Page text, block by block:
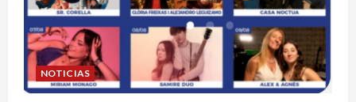
NOTICIAS